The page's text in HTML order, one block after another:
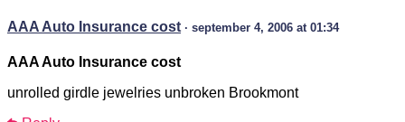
AAA Auto Insurance cost · september 4, 2006 at 01:34
AAA Auto Insurance cost
unrolled girdle jewelries unbroken Brookmont